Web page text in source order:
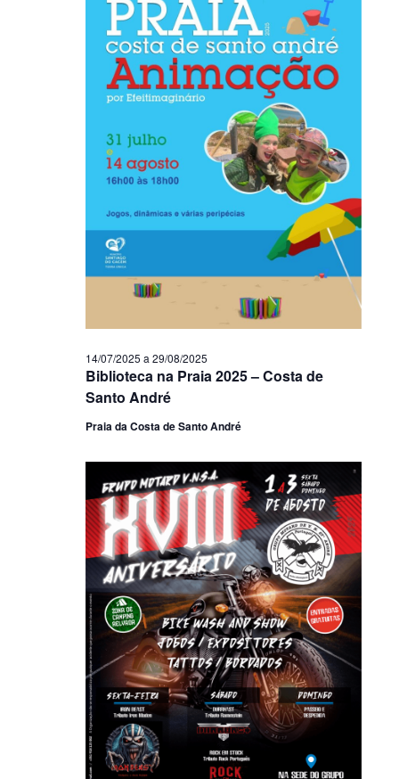
Biblioteca na Praia 2025 – Costa de
Santo André
14/07/2025 a 29/08/2025
Praia da Costa de Santo André